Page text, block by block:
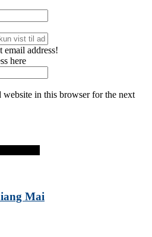
email address!
here
website in this browser for the next
Mai